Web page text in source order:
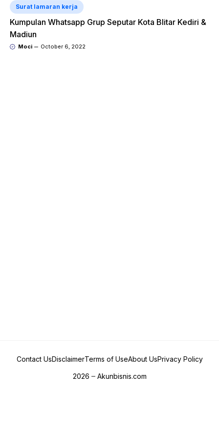
Surat lamaran kerja
Kumpulan Whatsapp Grup Seputar Kota Blitar Kediri &
Madiun
Moci October 6, 2022
Contact UsDisclaimerTerms of UseAbout UsPrivacy Policy
2026 Akunbisnis.com